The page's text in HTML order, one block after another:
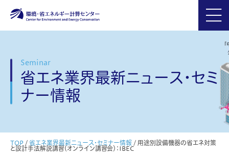
Seminar
省エネ業界最新ニュース・セミ
ナー情報
TOP / 省エネ業界最新ニュース・セミナー情報 / 用途別設備機器の省エネ対策
と設計手法解説講習（オンライン講習会）：IBEC